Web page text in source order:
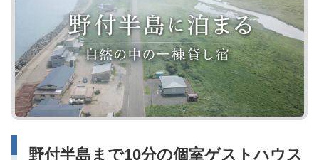
野付半島まで10分の個室ゲストハウス